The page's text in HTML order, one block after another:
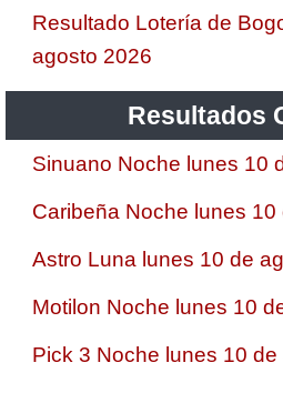
Resultado Lotería de
agosto 2026
Resultados
Sinuano Noche lunes 10
Caribeña Noche lunes
Astro Luna lunes 10 de
Motilon Noche lunes 10
Pick 3 Noche lunes 10